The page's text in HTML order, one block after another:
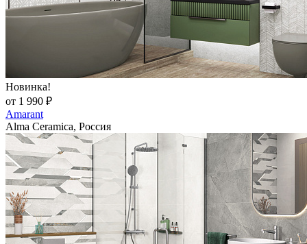
Новинка!
от 1 990 ₽
Amarant
Alma Ceramica, Россия